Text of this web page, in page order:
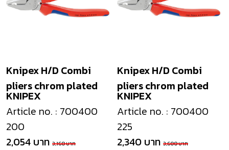
KNIPEX
Knipex H/D Combi
pliers chrom plated
Article no. : 700400
200
2,054 บาท 3,160 บาท
KNIPEX
Knipex H/D Combi
pliers chrom plated
Article no. : 700400
225
2,340 บาท 3,600 บาท